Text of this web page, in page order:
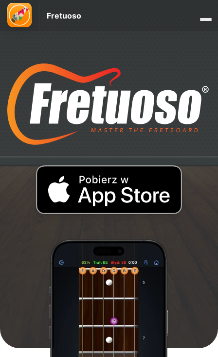
Fretuoso
®